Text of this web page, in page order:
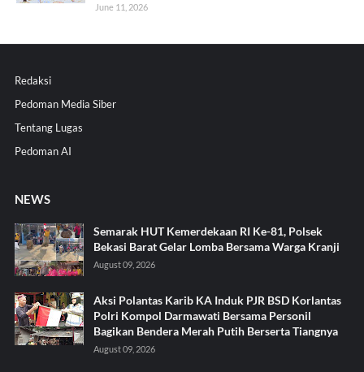
June 11, 2026
Redaksi
Pedoman Media Siber
Tentang Lugas
Pedoman AI
NEWS
Semarak HUT Kemerdekaan RI Ke-81, Polsek
Bekasi Barat Gelar Lomba Bersama Warga Kranji
August 09, 2026
Aksi Polantas Karib KA Induk PJR BSD Korlantas
Polri Kompol Darmawati Bersama Personil
Bagikan Bendera Merah Putih Berserta Tiangnya
August 09, 2026